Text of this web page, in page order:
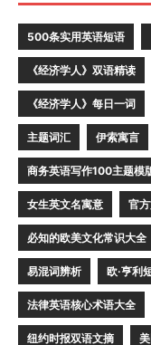
500条实用英语短语
《经济学人》双语精读
《经济学人》每日一词
主题词汇 伊索寓言
商务英语写作100主题模
女生英文名寓意 官
必知的欧美文化常识大全
易混词辨析 欧·亨利
法律英语核心术语大全
纽约时报双语文摘